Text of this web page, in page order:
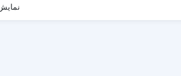
اینفوگرافیک